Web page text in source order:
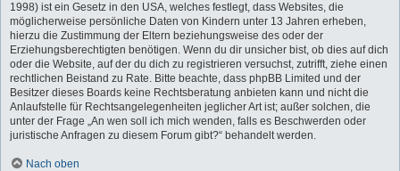
1998) ist ein Gesetz in den USA, welches festlegt, dass Websites, die
möglicherweise persönliche Daten von Kindern unter 13 Jahren erheben,
hierzu die Zustimmung der Eltern beziehungsweise des oder der
Erziehungsberechtigten benötigen. Wenn du dir unsicher bist, ob dies auf dich
oder die Website, auf der du dich zu registrieren versuchst, zutrifft, ziehe einen
rechtlichen Beistand zu Rate. Bitte beachte, dass phpBB Limited und der
Besitzer dieses Boards keine Rechtsberatung anbieten kann und nicht die
Anlaufstelle für Rechtsangelegenheiten jeglicher Art ist; außer solchen, die
unter der Frage „An wen soll ich mich wenden, falls es Beschwerden oder
juristische Anfragen zu diesem Forum gibt?“ behandelt werden.
Nach oben